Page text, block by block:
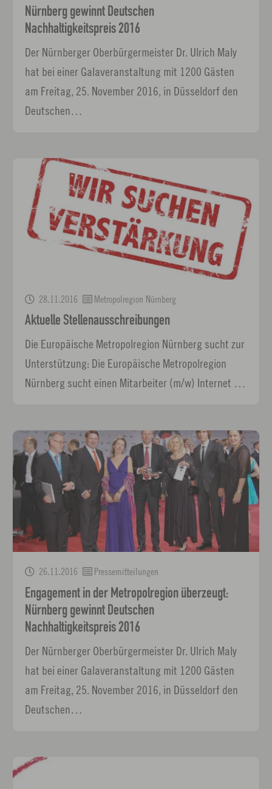
Nürnberg gewinnt Deutschen
Nachhaltigkeitspreis 2016
Der Nürnberger Oberbürgermeister Dr. Ulrich Maly
hat bei einer Galaveranstaltung mit 1200 Gästen
am Freitag, 25. November 2016, in Düsseldorf den
Deutschen…
28.11.2016 Metropolregion Nürnberg
Aktuelle Stellenausschreibungen
Die Europäische Metropolregion Nürnberg sucht zur
Unterstützung: Die Europäische Metropolregion
Nürnberg sucht einen Mitarbeiter (m/w) Internet …
26.11.2016 Pressemitteilungen
Engagement in der Metropolregion überzeugt:
Nürnberg gewinnt Deutschen
Nachhaltigkeitspreis 2016
Der Nürnberger Oberbürgermeister Dr. Ulrich Maly
hat bei einer Galaveranstaltung mit 1200 Gästen
am Freitag, 25. November 2016, in Düsseldorf den
Deutschen…